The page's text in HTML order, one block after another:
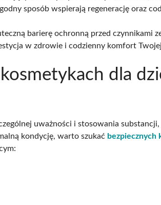
sposób wspierają regenerację oraz
barierę ochronną przed czynnikami
w zdrowie i codzienny komfort
dla
uważności i stosowania
kondycję, warto szukać bezpiecznych